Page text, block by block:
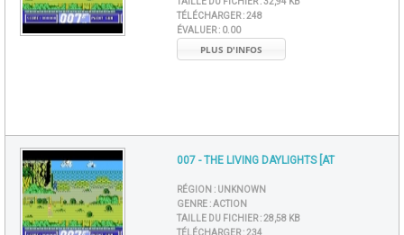
TÉLÉCHARGER :248
ÉVALUER : 0.00
PLUS D'INFOS
007 - THE LIVING DAYLIGHTS [AT
RÉGION : UNKNOWN
GENRE :ACTION
TAILLE DU FICHIER :28,58 KB
TÉLÉCHARGER :234